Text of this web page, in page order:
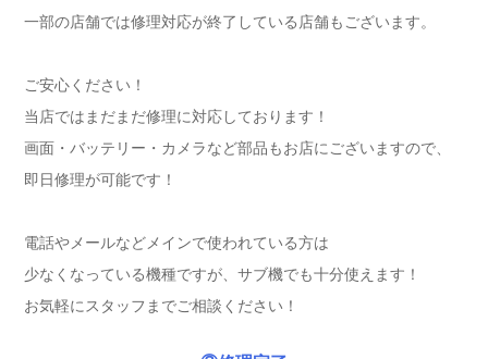
一部の店舗では修理対応が終了している店舗もございます。
ご安心ください！
当店ではまだまだ修理に対応しております！
画面・バッテリー・カメラなど部品もお店にございますので、
即日修理が可能です！
電話やメールなどメインで使われている方は
少なくなっている機種ですが、サブ機でも十分使えます！
お気軽にスタッフまでご相談ください！